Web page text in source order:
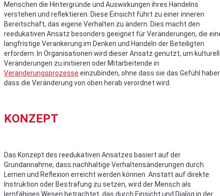
Menschen die Hintergründe und Auswirkungen ihres Handelns
verstehen und reflektieren. Diese Einsicht führt zu einer inneren
Bereitschaft, das eigene Verhalten zu ändern. Dies macht den
reedukativen Ansatz besonders geeignet für Veränderungen, die
langfristige Verankerung im Denken und Handeln der Beteiligten
erfordern. In Organisationen wird dieser Ansatz genutzt, um
Veränderungen zu initiieren oder Mitarbeitende in
Veränderungsprozesse einzubinden, ohne dass sie das Gefühl
dass die Veränderung von oben herab verordnet wird.
KONZEPT
Das Konzept des reedukativen Ansatzes basiert auf der
Grundannahme, dass nachhaltige Verhaltensänderungen durch
Lernen und Reflexion erreicht werden können. Anstatt auf direkte
Instruktion oder Bestrafung zu setzen, wird der Mensch als
lernfähiges Wesen betrachtet, das durch Einsicht und Dialog in der